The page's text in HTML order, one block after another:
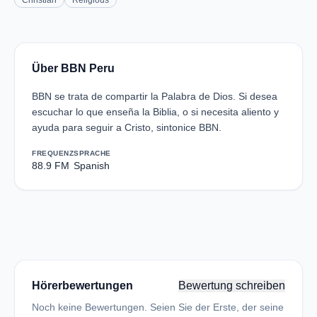
Über BBN Peru
BBN se trata de compartir la Palabra de Dios. Si desea
escuchar lo que enseña la Biblia, o si necesita aliento y
ayuda para seguir a Cristo, sintonice BBN.
FREQUENZ
88.9 FM
SPRACHE
Spanish
Hörerbewertungen Bewertung schreiben
Noch keine Bewertungen. Seien Sie der Erste, der seine